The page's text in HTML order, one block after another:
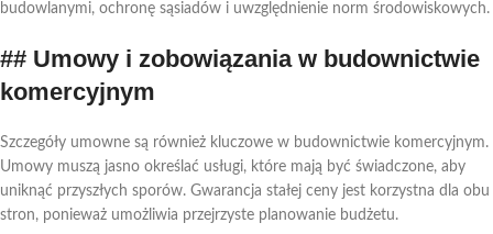
budowlanymi, ochronę sąsiadów i uwzględnienie norm środowiskowych.
## Umowy i zobowiązania w budownictwie
komercyjnym
Szczegóły umowne są również kluczowe w budownictwie komercyjnym.
Umowy muszą jasno określać usługi, które mają być świadczone, aby
uniknąć przyszłych sporów. Gwarancja stałej ceny jest korzystna dla obu
stron, ponieważ umożliwia przejrzyste planowanie budżetu.